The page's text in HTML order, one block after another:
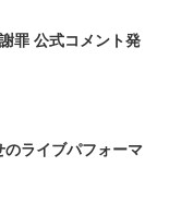
罪 公式コメント発
ライブパフォーマ